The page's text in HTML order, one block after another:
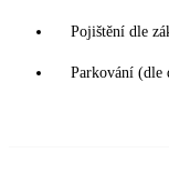
Pojištění dle
Parkování (dle